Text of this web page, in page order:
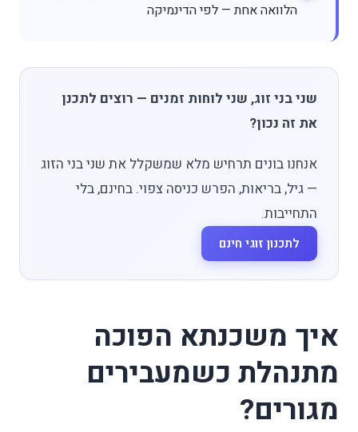
הלוואה אחת — לפי הדינמיקה
שני בני זוג, שני לוחות זמנים — רוצים לתכנן
את זה נכון?
אנחנו בונים תרחיש מלא שמשקלל את שני בני הזוג
— גיל, בריאות, הפרש כניסה צפוי. בחינם, בלי
התחייבות.
לתכנון זוגי חינם
איך משכנתא הפוכה
מתנהלת כשמעבירים
מגורים?